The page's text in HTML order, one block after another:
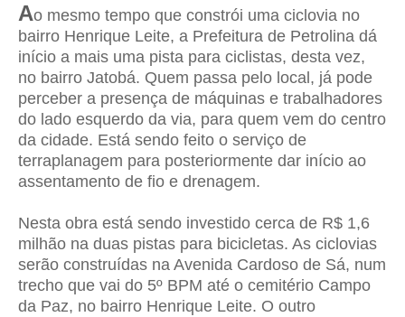
Ao mesmo tempo que constrói uma ciclovia no
bairro Henrique Leite, a Prefeitura de Petrolina dá
início a mais uma pista para ciclistas, desta vez,
no bairro Jatobá. Quem passa pelo local, já pode
perceber a presença de máquinas e trabalhadores
do lado esquerdo da via, para quem vem do centro
da cidade. Está sendo feito o serviço de
terraplanagem para posteriormente dar início ao
assentamento de fio e drenagem.
Nesta obra está sendo investido cerca de R$ 1,6
milhão na duas pistas para bicicletas. As ciclovias
serão construídas na Avenida Cardoso de Sá, num
trecho que vai do 5º BPM até o cemitério Campo
da Paz, no bairro Henrique Leite. O outro